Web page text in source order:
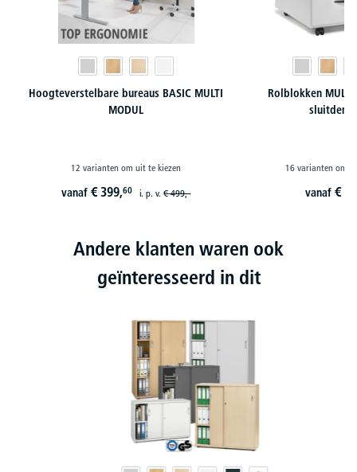
Hoogteverstelbare bureaus BASIC MULTI
MODUL
12 varianten om uit te kiezen
vanaf€ 399,60 i. p. v.€ 499,-
Rolblokken MULTI
16 varianten om
vanaf €
Andere klanten waren ook
geïnteresseerd in dit